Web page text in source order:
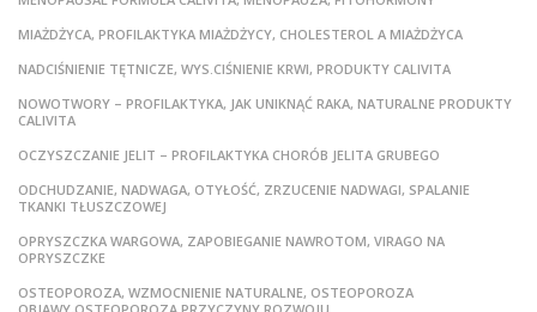
MIAŻDŻYCA, PROFILAKTYKA MIAŻDŻYCY, CHOLESTEROL A MIAŻDŻYCA
NADCIŚNIENIE TĘTNICZE, WYS.CIŚNIENIE KRWI, PRODUKTY CALIVITA
NOWOTWORY – PROFILAKTYKA, JAK UNIKNĄĆ RAKA, NATURALNE PRODUKTY
CALIVITA
OCZYSZCZANIE JELIT – PROFILAKTYKA CHORÓB JELITA GRUBEGO
ODCHUDZANIE, NADWAGA, OTYŁOŚĆ, ZRZUCENIE NADWAGI, SPALANIE
TKANKI TŁUSZCZOWEJ
OPRYSZCZKA WARGOWA, ZAPOBIEGANIE NAWROTOM, VIRAGO NA
OPRYSZCZKE
OSTEOPOROZA, WZMOCNIENIE NATURALNE, OSTEOPOROZA